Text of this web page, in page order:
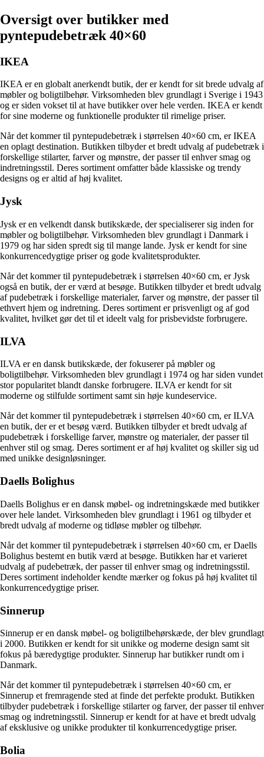
Oversigt over butikker med
pyntepudebetræk 40×60
IKEA
IKEA er en globalt anerkendt butik, der er kendt for sit brede udvalg af
møbler og boligtilbehør. Virksomheden blev grundlagt i Sverige i 1943
og er siden vokset til at have butikker over hele verden. IKEA er kendt
for sine moderne og funktionelle produkter til rimelige priser.
Når det kommer til pyntepudebetræk i størrelsen 40×60 cm, er IKEA
en oplagt destination. Butikken tilbyder et bredt udvalg af pudebetræk i
forskellige stilarter, farver og mønstre, der passer til enhver smag og
indretningsstil. Deres sortiment omfatter både klassiske og trendy
designs og er altid af høj kvalitet.
Jysk
Jysk er en velkendt dansk butikskæde, der specialiserer sig inden for
møbler og boligtilbehør. Virksomheden blev grundlagt i Danmark i
1979 og har siden spredt sig til mange lande. Jysk er kendt for sine
konkurrencedygtige priser og gode kvalitetsprodukter.
Når det kommer til pyntepudebetræk i størrelsen 40×60 cm, er Jysk
også en butik, der er værd at besøge. Butikken tilbyder et bredt udvalg
af pudebetræk i forskellige materialer, farver og mønstre, der passer til
ethvert hjem og indretning. Deres sortiment er prisvenligt og af god
kvalitet, hvilket gør det til et ideelt valg for prisbevidste forbrugere.
ILVA
ILVA er en dansk butikskæde, der fokuserer på møbler og
boligtilbehør. Virksomheden blev grundlagt i 1974 og har siden vundet
stor popularitet blandt danske forbrugere. ILVA er kendt for sit
moderne og stilfulde sortiment samt sin høje kundeservice.
Når det kommer til pyntepudebetræk i størrelsen 40×60 cm, er ILVA
en butik, der er et besøg værd. Butikken tilbyder et bredt udvalg af
pudebetræk i forskellige farver, mønstre og materialer, der passer til
enhver stil og smag. Deres sortiment er af høj kvalitet og skiller sig ud
med unikke designløsninger.
Daells Bolighus
Daells Bolighus er en dansk møbel- og indretningskæde med butikker
over hele landet. Virksomheden blev grundlagt i 1961 og tilbyder et
bredt udvalg af moderne og tidløse møbler og tilbehør.
Når det kommer til pyntepudebetræk i størrelsen 40×60 cm, er Daells
Bolighus bestemt en butik værd at besøge. Butikken har et varieret
udvalg af pudebetræk, der passer til enhver smag og indretningsstil.
Deres sortiment indeholder kendte mærker og fokus på høj kvalitet til
konkurrencedygtige priser.
Sinnerup
Sinnerup er en dansk møbel- og boligtilbehørskæde, der blev grundlagt
i 2000. Butikken er kendt for sit unikke og moderne design samt sit
fokus på bæredygtige produkter. Sinnerup har butikker rundt om i
Danmark.
Når det kommer til pyntepudebetræk i størrelsen 40×60 cm, er
Sinnerup et fremragende sted at finde det perfekte produkt. Butikken
tilbyder pudebetræk i forskellige stilarter og farver, der passer til enhver
smag og indretningsstil. Sinnerup er kendt for at have et bredt udvalg
af eksklusive og unikke produkter til konkurrencedygtige priser.
Bolia